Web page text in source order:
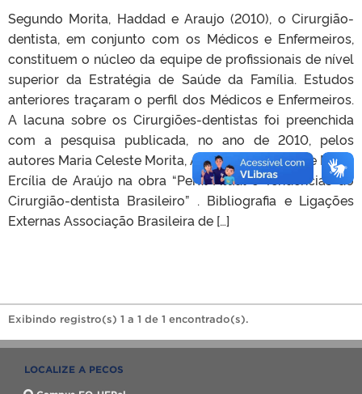
Segundo Morita, Haddad e Araujo (2010), o Cirurgião-
dentista, em conjunto com os Médicos e Enfermeiros,
constituem o núcleo da equipe de profissionais de nível
superior da Estratégia de Saúde da Família. Estudos
anteriores traçaram o perfil dos Médicos e Enfermeiros.
A lacuna sobre os Cirurgiões-dentistas foi preenchida
com a pesquisa publicada, no ano de 2010, pelos
autores Maria Celeste Morita, Ana Estela Haddad e Maria
Ercília de Araújo na obra “Perfil Atual e Tendências do
Cirurgião-dentista Brasileiro” . Bibliografia e Ligações
Externas Associação Brasileira de […]
Exibindo registro(s) 1 a 1 de 1 encontrado(s).
LOCALIZE A PECOS